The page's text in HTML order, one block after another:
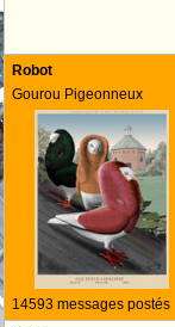
Robot
Gourou Pigeonneux
14593 messages postés